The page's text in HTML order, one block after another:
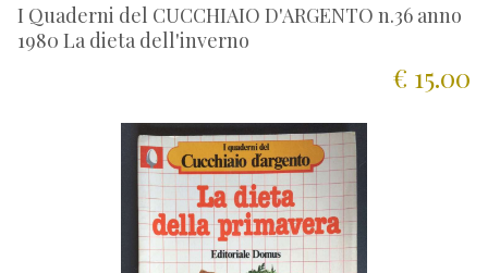
I Quaderni del CUCCHIAIO D'ARGENTO n.36 anno
1980 La dieta dell'inverno
€ 15.00